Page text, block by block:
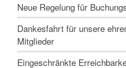
Neue Regelung für
Dankesfahrt für unsere
Mitglieder
Eingeschränkte